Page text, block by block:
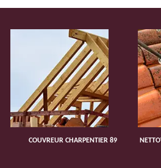
COUVREUR CHARPENTIER 89